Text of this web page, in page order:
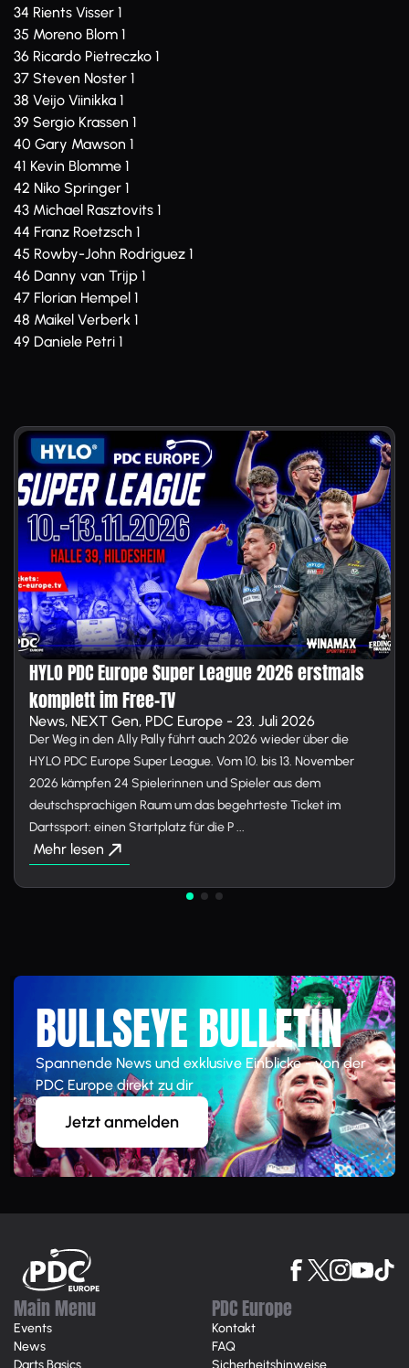
34 Rients Visser 1
35 Moreno Blom 1
36 Ricardo Pietreczko 1
37 Steven Noster 1
38 Veijo Viinikka 1
39 Sergio Krassen 1
40 Gary Mawson 1
41 Kevin Blomme 1
42 Niko Springer 1
43 Michael Rasztovits 1
44 Franz Roetzsch 1
45 Rowby-John Rodriguez 1
46 Danny van Trijp 1
47 Florian Hempel 1
48 Maikel Verberk 1
49 Daniele Petri 1
HYLO PDC Europe Super League 2026 erstmals
komplett im Free-TV
News, NEXT Gen, PDC Europe - 23. Juli 2026
Der Weg in den Ally Pally führt auch 2026 wieder über die
HYLO PDC Europe Super League. Vom 10. bis 13. November
2026 kämpfen 24 Spielerinnen und Spieler aus dem
deutschsprachigen Raum um das begehrteste Ticket im
Dartssport: einen Startplatz für die P ...
Mehr lesen
BULLSEYE BULLETIN
Spannende News und exklusive Einblicke - von der
PDC Europe direkt zu dir
Jetzt anmelden
Main Menu
Events
News
PDC Europe
Kontakt
FAQ